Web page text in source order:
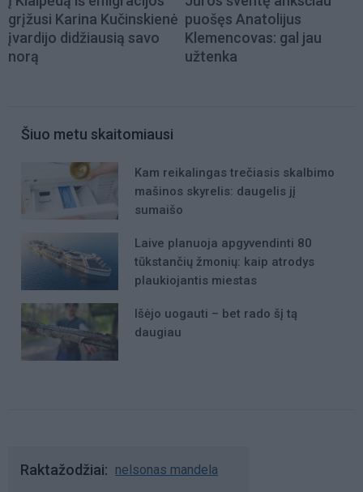
grįžusi Karina Kučinskienė
įvardijo didžiausią savo
norą
puošęs Anatolijus
Klemencovas: gal jau
užtenka
Šiuo metu skaitomiausi
Kam reikalingas trečiasis skalbimo
mašinos skyrelis: daugelis jį
sumaišo
Laive planuoja apgyvendinti 80
tūkstančių žmonių: kaip atrodys
plaukiojantis miestas
Išėjo uogauti – bet rado šį tą
daugiau
Raktažodžiai nelsonas mandela